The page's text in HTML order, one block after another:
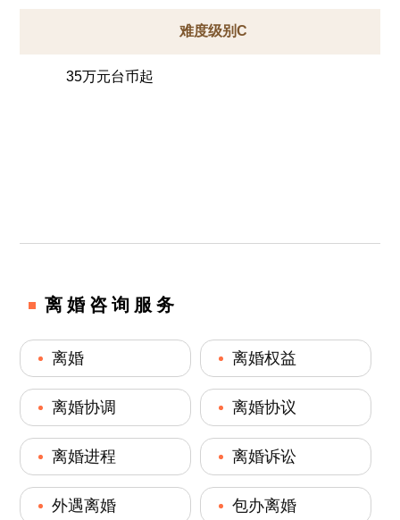
难度级别C
35万元台币起
离婚咨询服务
离婚 离婚权益
离婚协调 离婚协议
离婚进程 离婚诉讼
外遇离婚 包办离婚